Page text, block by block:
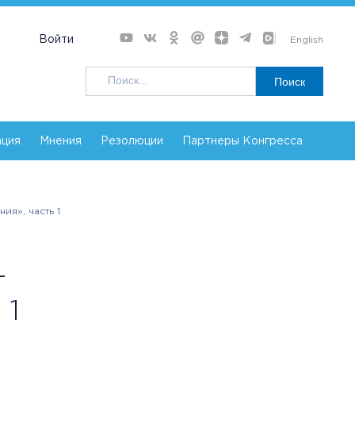
Войти English
Поиск
Мнения Резолюции Партнеры Конгресса
часть 1